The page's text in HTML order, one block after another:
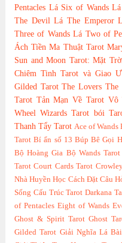
Pentacles Lá Six of Wands
The Devil Lá The Emperor
Three of Wands Lá Two of
Ách Tiền Ma Thuật Tarot
Sun and Moon Tarot: Mặt
Chiêm Tinh Tarot và Giao
Gilded Tarot The Lovers The
Tarot Tản Mạn Về Tarot Vô
Wheel Wizards Tarot bói
Thanh Tẩy Tarot Ace of Wands
Tarot Bí ẩn số 13 Búp Bê Gọi
Bộ Hoàng Gia Bộ Wands Tarot
Tarot Court Cards Tarot
Nhà Huyền Học Cách Đặt Câu
Sống Cấu Trúc Tarot Darkana
of Pentacles Eight of Wands
Ghost & Spirit Tarot Ghost
Gilded Tarot Giải Nghĩa Lá